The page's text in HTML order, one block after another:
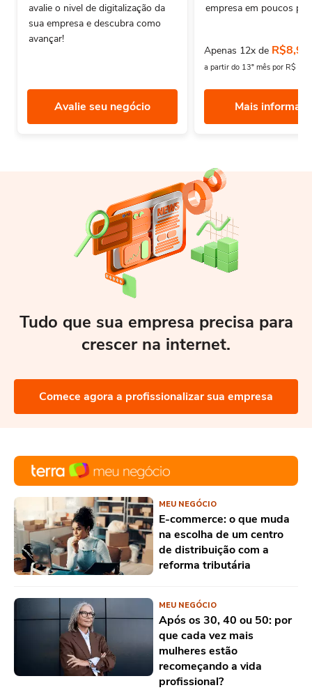
avalie o nivel de digitalização da
sua empresa e descubra como
avançar!
Avalie seu negócio
empresa em poucos
Apenas 12x de R$8,90
a partir do 13º mês por R$
Mais
Tudo que sua empresa precisa para
crescer na internet.
Comece agora a profissionalizar sua empresa
MEU NEGÓCIO
E-commerce: o que muda
na escolha de um centro
de distribuição com a
reforma tributária
MEU NEGÓCIO
Após os 30, 40 ou 50: por
que cada vez mais
mulheres estão
recomeçando a vida
profissional?